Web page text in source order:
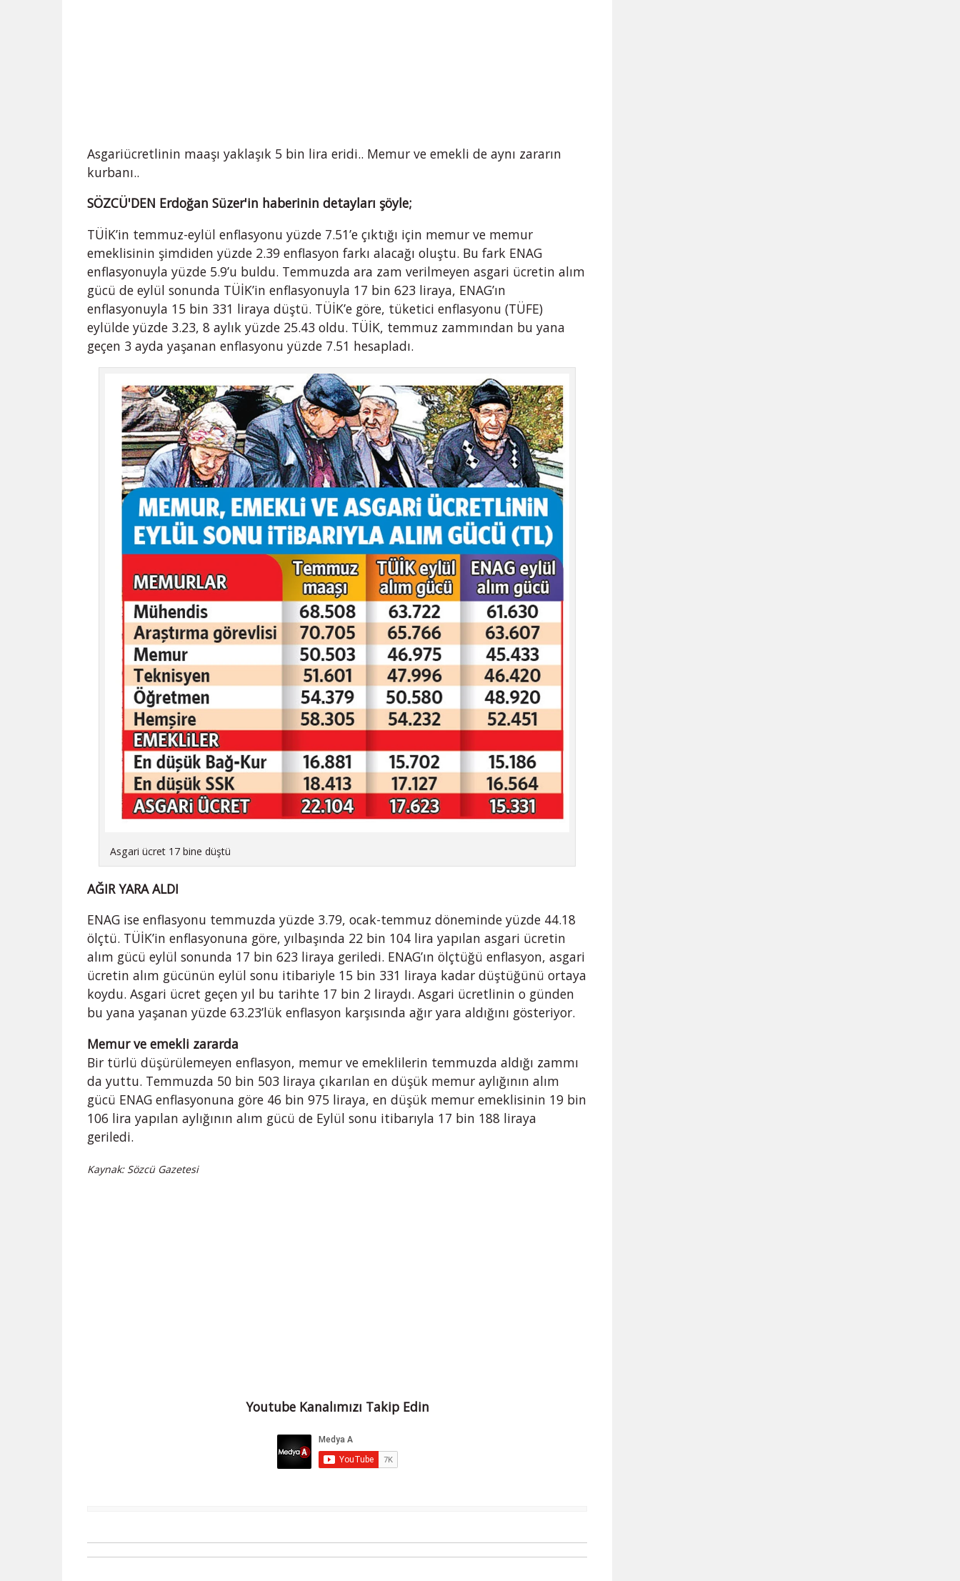
Asgariücretlinin maaşı yaklaşık 5 bin lira eridi.. Memur ve emekli de aynı zararın
kurbanı..
SÖZCÜ'DEN Erdoğan Süzer'in haberinin detayları şöyle;
TÜİK’in temmuz-eylül enflasyonu yüzde 7.51’e çıktığı için memur ve memur
emeklisinin şimdiden yüzde 2.39 enflasyon farkı alacağı oluştu. Bu fark ENAG
enflasyonuyla yüzde 5.9’u buldu. Temmuzda ara zam verilmeyen asgari ücretin alım
gücü de eylül sonunda TÜİK’in enflasyonuyla 17 bin 623 liraya, ENAG’ın
enflasyonuyla 15 bin 331 liraya düştü. TÜİK’e göre, tüketici enflasyonu (TÜFE)
eylülde yüzde 3.23, 8 aylık yüzde 25.43 oldu. TÜİK, temmuz zammından bu yana
geçen 3 ayda yaşanan enflasyonu yüzde 7.51 hesapladı.
Asgari ücret 17 bine düştü
AĞIR YARA ALDI
ENAG ise enflasyonu temmuzda yüzde 3.79, ocak-temmuz döneminde yüzde 44.18
ölçtü. TÜİK’in enflasyonuna göre, yılbaşında 22 bin 104 lira yapılan asgari ücretin
alım gücü eylül sonunda 17 bin 623 liraya geriledi. ENAG’ın ölçtüğü enflasyon, asgari
ücretin alım gücünün eylül sonu itibariyle 15 bin 331 liraya kadar düştüğünü ortaya
koydu. Asgari ücret geçen yıl bu tarihte 17 bin 2 liraydı. Asgari ücretlinin o günden
bu yana yaşanan yüzde 63.23’lük enflasyon karşısında ağır yara aldığını gösteriyor.
Memur ve emekli zararda
Bir türlü düşürülemeyen enflasyon, memur ve emeklilerin temmuzda aldığı zammı
da yuttu. Temmuzda 50 bin 503 liraya çıkarılan en düşük memur aylığının alım
gücü ENAG enflasyonuna göre 46 bin 975 liraya, en düşük memur emeklisinin 19 bin
106 lira yapılan aylığının alım gücü de Eylül sonu itibarıyla 17 bin 188 liraya
geriledi.
Kaynak: Sözcü Gazetesi
Youtube Kanalımızı Takip Edin